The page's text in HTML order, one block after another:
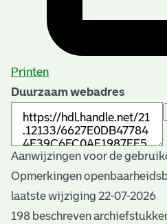
Printen
Duurzaam webadres
Aanwijzingen voor de
Opmerkingen
laatste wijziging 22-07-2026
198 beschreven